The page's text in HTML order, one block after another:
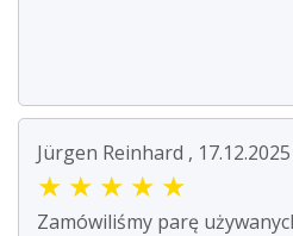
Jürgen Reinhard , 17.12.2025
★ ★ ★ ★ ★
Zamówiliśmy parę